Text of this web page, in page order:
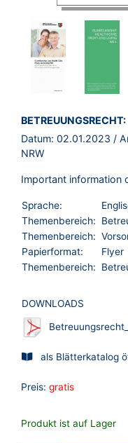
BROSCHÜRE:
Datum: 02.01.2023 /
NRW
Important information
Sprache:
Themenbereich:
Themenbereich:
Papierformat:
Flyer
Themenbereich:
DOWNLOADS
als Blätterkatalog
Preis: gratis
Produkt ist auf Lager